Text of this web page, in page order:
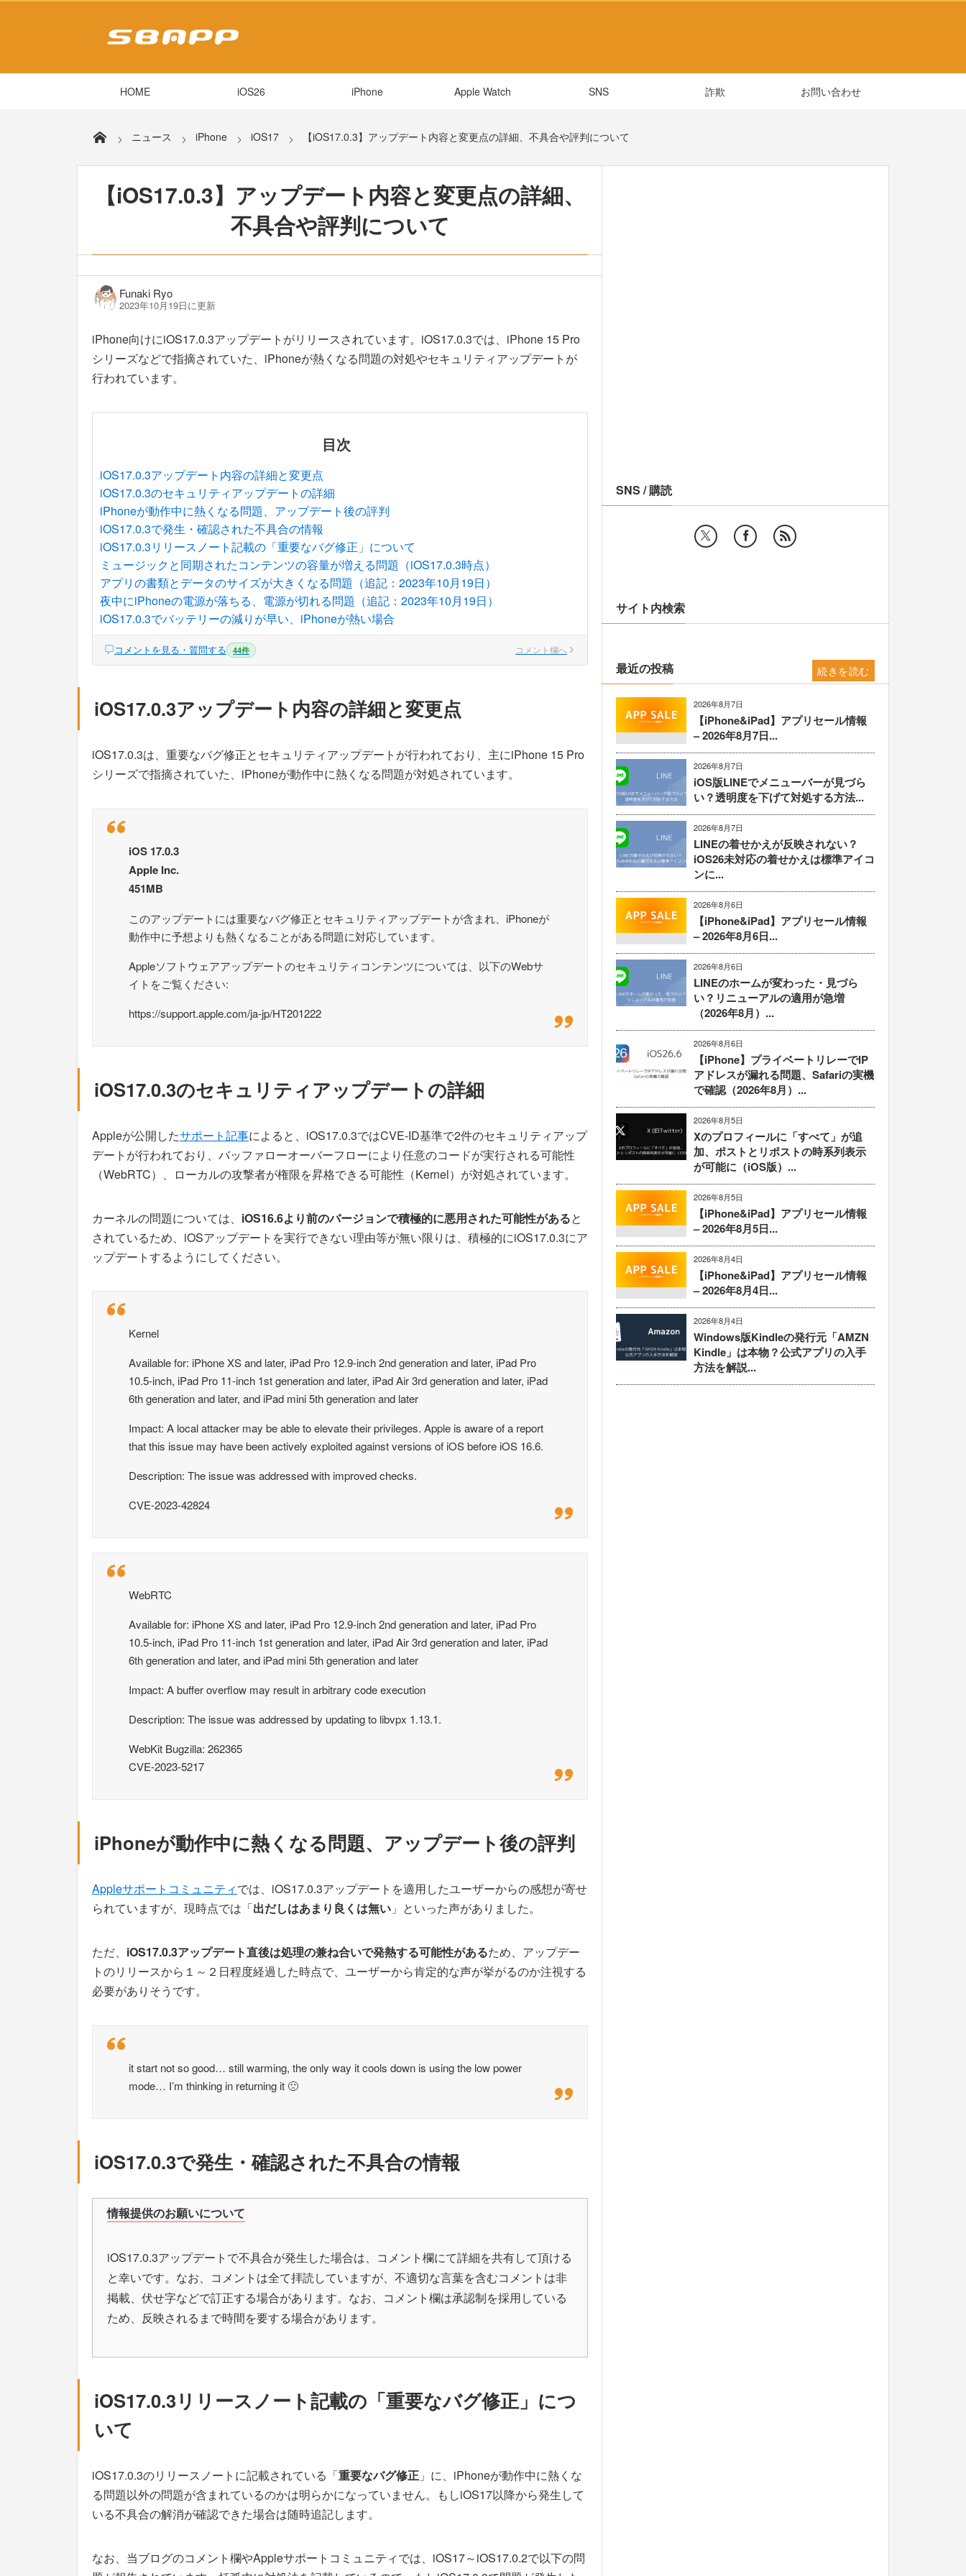
HOME iOS26 iPhone Apple Watch SNS 詐欺 お問い合わせ
ニュース iPhone iOS17 【iOS17.0.3】アップデート内容と変更点の詳細、不具合や評判について
【iOS17.0.3】アップデート内容と変更点の詳細、
不具合や評判について
Funaki Ryo
2023年10月19日に更新
iPhone向けにiOS17.0.3アップデートがリリースされています。iOS17.0.3では、iPhone 15 Pro
シリーズなどで指摘されていた、iPhoneが熱くなる問題の対処やセキュリティアップデートが
行われています。
目次
iOS17.0.3アップデート内容の詳細と変更点
iOS17.0.3のセキュリティアップデートの詳細
iPhoneが動作中に熱くなる問題、アップデート後の評判
iOS17.0.3で発生・確認された不具合の情報
iOS17.0.3リリースノート記載の「重要なバグ修正」について
ミュージックと同期されたコンテンツの容量が増える問題（iOS17.0.3時点）
アプリの書類とデータのサイズが大きくなる問題（追記：2023年10月19日）
夜中にiPhoneの電源が落ちる、電源が切れる問題（追記：2023年10月19日）
iOS17.0.3でバッテリーの減りが早い、iPhoneが熱い場合
コメントを見る・質問する 44件 コメント欄へ
iOS17.0.3アップデート内容の詳細と変更点
iOS17.0.3は、重要なバグ修正とセキュリティアップデートが行われており、主にiPhone 15 Pro
シリーズで指摘されていた、iPhoneが動作中に熱くなる問題が対処されています。
iOS 17.0.3
Apple Inc.
451MB
このアップデートには重要なバグ修正とセキュリティアップデートが含まれ、iPhoneが
動作中に予想よりも熱くなることがある問題に対応しています。
Appleソフトウェアアップデートのセキュリティコンテンツについては、以下のWebサ
イトをご覧ください:
https://support.apple.com/ja-jp/HT201222
iOS17.0.3のセキュリティアップデートの詳細
Appleが公開したサポート記事によると、iOS17.0.3ではCVE-ID基準で2件のセキュリティアップ
デートが行われており、バッファローオーバーフローにより任意のコードが実行される可能性
（WebRTC）、ローカルの攻撃者が権限を昇格できる可能性（Kernel）が対処されています。
カーネルの問題については、 iOS16.6より前のバージョンで積極的に悪用された可能性があると
されているため、iOSアップデートを実行できない理由等が無い限りは、積極的にiOS17.0.3にア
ップデートするようにしてください。
Kernel
Available for: iPhone XS and later, iPad Pro 12.9-inch 2nd generation and later, iPad Pro
10.5-inch, iPad Pro 11-inch 1st generation and later, iPad Air 3rd generation and later, iPad
6th generation and later, and iPad mini 5th generation and later
Impact: A local attacker may be able to elevate their privileges. Apple is aware of a report
that this issue may have been actively exploited against versions of iOS before iOS 16.6.
Description: The issue was addressed with improved checks.
CVE-2023-42824
WebRTC
Available for: iPhone XS and later, iPad Pro 12.9-inch 2nd generation and later, iPad Pro
10.5-inch, iPad Pro 11-inch 1st generation and later, iPad Air 3rd generation and later, iPad
6th generation and later, and iPad mini 5th generation and later
Impact: A buffer overflow may result in arbitrary code execution
Description: The issue was addressed by updating to libvpx 1.13.1.
WebKit Bugzilla: 262365
CVE-2023-5217
iPhoneが動作中に熱くなる問題、アップデート後の評判
Appleサポートコミュニティでは、iOS17.0.3アップデートを適用したユーザーからの感想が寄せ
られていますが、現時点では「出だしはあまり良くは無い 」といった声がありました。
ただ、 iOS17.0.3アップデート直後は処理の兼ね合いで発熱する可能性があるため、アップデー
トのリリースから１～２日程度経過した時点で、ユーザーから肯定的な声が挙がるのか注視する
必要がありそうです。
it start not so good… still warming, the only way it cools down is using the low power
mode… I’m thinking in returning it 🙁
iOS17.0.3で発生・確認された不具合の情報
情報提供のお願いについて
iOS17.0.3アップデートで不具合が発生した場合は、コメント欄にて詳細を共有して頂ける
と幸いです。なお、コメントは全て拝読していますが、不適切な言葉を含むコメントは非
掲載、伏せ字などで訂正する場合があります。なお、コメント欄は承認制を採用している
ため、反映されるまで時間を要する場合があります。
iOS17.0.3リリースノート記載の「重要なバグ修正」につ
いて
iOS17.0.3のリリースノートに記載されている「重要なバグ修正 」に、iPhoneが動作中に熱くな
る問題以外の問題が含まれているのかは明らかになっていません。もしiOS17以降から発生して
いる不具合の解消が確認できた場合は随時追記します。
なお、当ブログのコメント欄やAppleサポートコミュニティでは、iOS17～iOS17.0.2で以下の問
SNS / 購読
サイト内検索
最近の投稿
2026年8月7日
【iPhone&iPad】アプリセール情報
– 2026年8月7日...
2026年8月7日
iOS版LINEでメニューバーが見づら
い？透明度を下げて対処する方法...
2026年8月7日
LINEの着せかえが反映されない？
iOS26未対応の着せかえは標準アイコ
ンに...
2026年8月6日
【iPhone&iPad】アプリセール情報
– 2026年8月6日...
2026年8月6日
LINEのホームが変わった・見づら
い？リニューアルの適用が急増
（2026年8月）...
2026年8月6日
【iPhone】プライベートリレーでIP
アドレスが漏れる問題、Safariの実機
で確認（2026年8月）...
2026年8月5日
Xのプロフィールに「すべて」が追
加、ポストとリポストの時系列表示
が可能に（iOS版）...
2026年8月5日
【iPhone&iPad】アプリセール情報
– 2026年8月5日...
2026年8月4日
【iPhone&iPad】アプリセール情報
– 2026年8月4日...
2026年8月4日
Windows版Kindleの発行元「AMZN
Kindle」は本物？公式アプリの入手
方法を解説...
続きを読む